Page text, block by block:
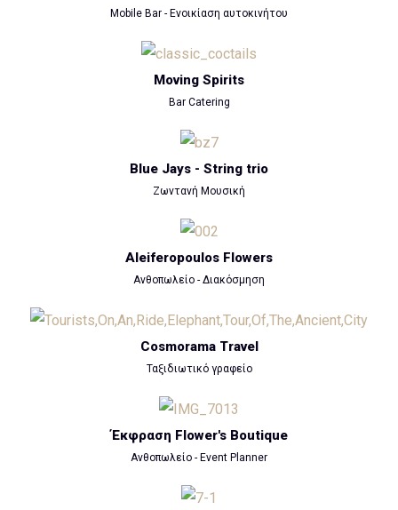
Mobile Bar - Ενοικίαση αυτοκινήτου
Moving Spirits
Bar Catering
Blue Jays - String trio
Ζωντανή Μουσική
Aleiferopoulos Flowers
Ανθοπωλείο - Διακόσμηση
Cosmorama Travel
Ταξιδιωτικό γραφείο
Έκφραση Flower's Boutique
Ανθοπωλείο - Event Planner